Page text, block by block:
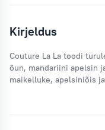
Kirjeldus
Couture La La toodi
õun, mandariini apelsin
maikelluke, apelsiniõis